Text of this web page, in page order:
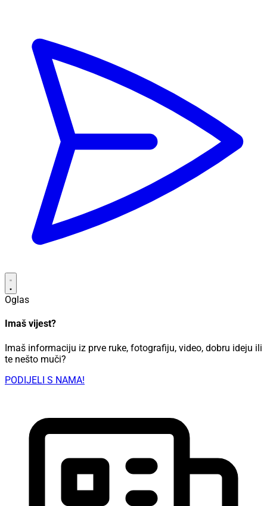
Oglas
Imaš vijest?
Imaš informaciju iz prve ruke, fotografiju, video, dobru ideju ili
te nešto muči?
PODIJELI S NAMA!